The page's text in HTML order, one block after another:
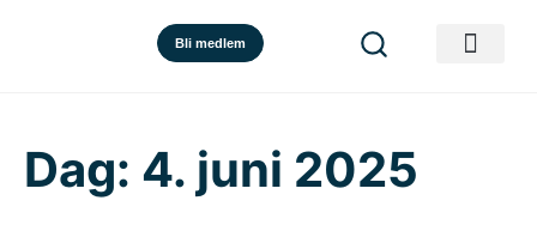
Bli medlem
Dag: 4. juni 2025